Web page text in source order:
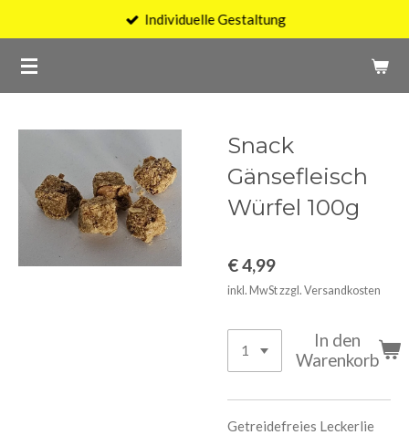
springen
Individuelle Gestaltung
Snack
Gänsefleisch
Würfel 100g
€ 4,99
inkl. MwSt zzgl. Versandkosten
In den
Warenkorb
Getreidefreies Leckerlie